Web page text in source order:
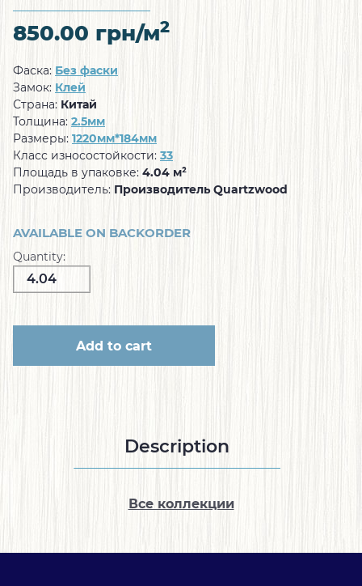
850.00 грн/м2
Фаска: Без фаски
Замок: Клей
Страна: Китай
Толщина: 2.5мм
Размеры: 1220мм*184мм
Класс износостойкости: 33
Площадь в упаковке: 4.04 м²
Производитель: Производитель Quartzwood
AVAILABLE ON BACKORDER
Quantity:
Add to cart
Description
Все коллекции